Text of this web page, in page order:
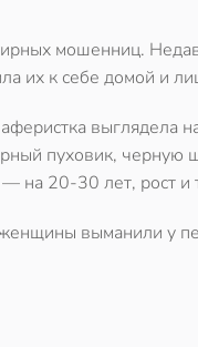
мошенниц.
их к себе домой и
выглядела
пуховик,
на 20-30 лет, рост
выманили у